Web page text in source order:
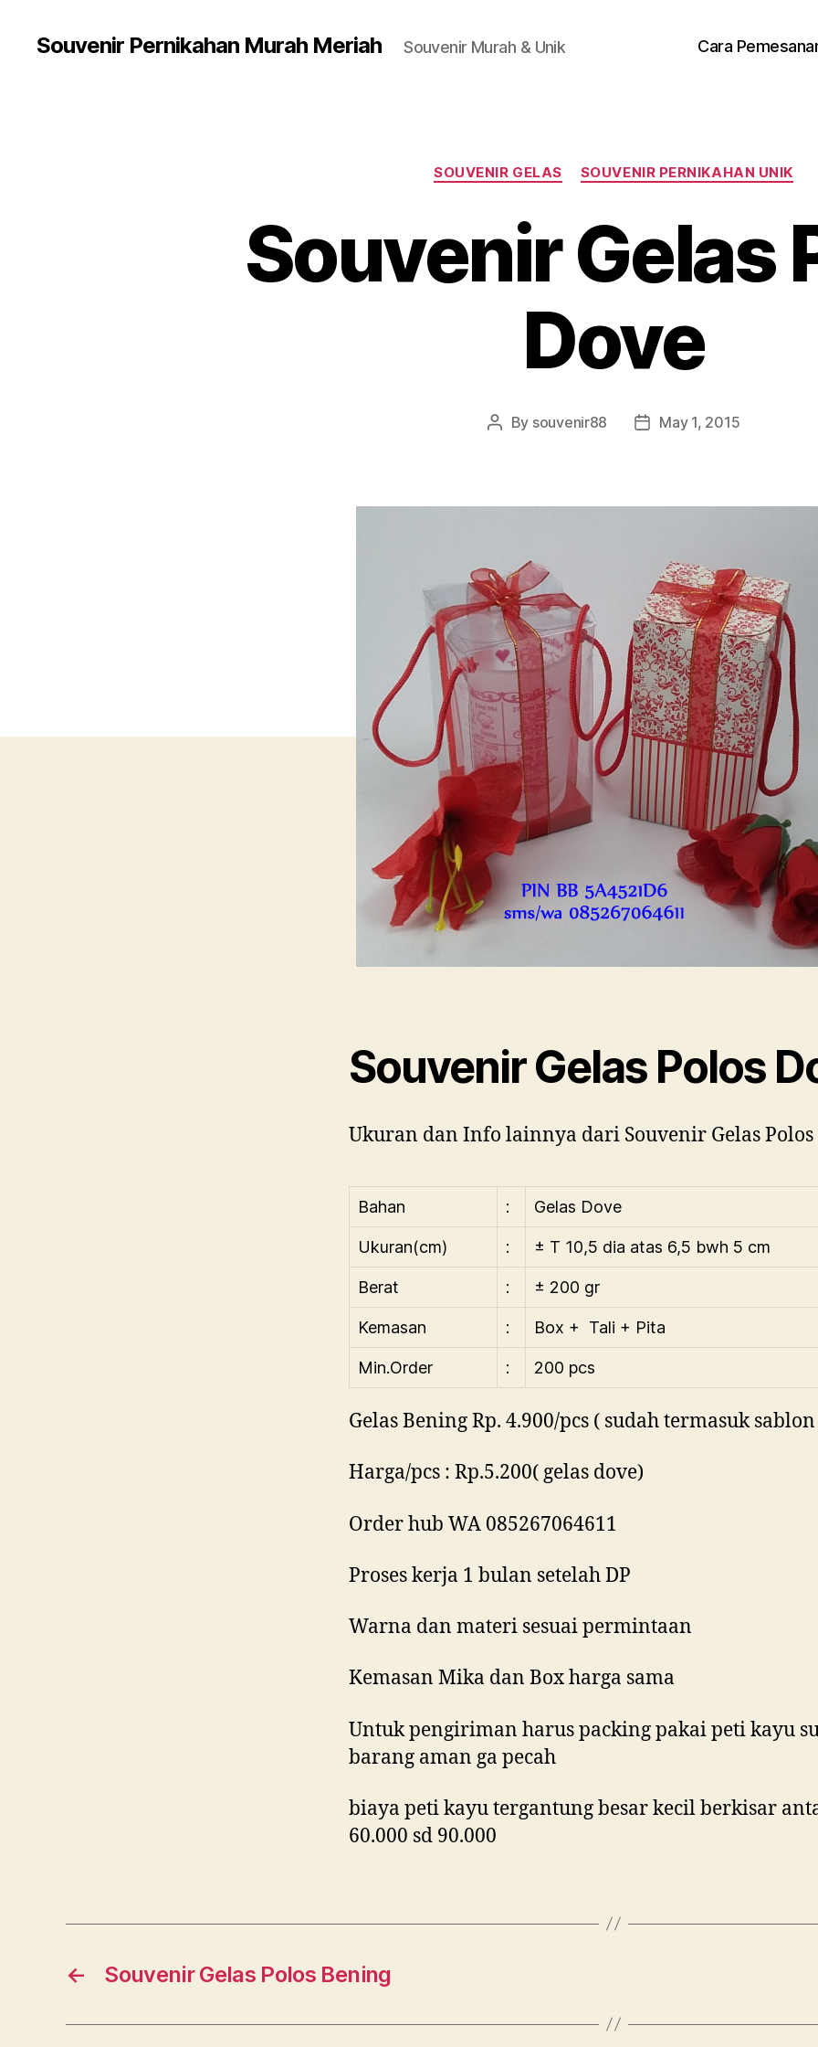
Souvenir Pernikahan Murah Meriah Souvenir Murah & Unik Cara
Categories
SOUVENIR GELAS SOUVENIR PERNIKAHAN UNIK
Souvenir Gelas
Dove
Post
By souvenir88
PostMay 1, 2015
Souvenir Gelas Polos
Ukuran dan Info lainnya dari Souvenir Gelas Polos
Bahan : Gelas Dove
Ukuran(cm) : ± T 10,5 dia atas 6,5 bwh 5 cm
Berat : ± 200 gr
Kemasan : Box + Tali + Pita
Min.Order : 200 pcs
Gelas Bening Rp. 4.900/pcs ( sudah termasuk
Harga/pcs : Rp.5.200( gelas dove)
Order hub WA 085267064611
Proses kerja 1 bulan setelah DP
Warna dan materi sesuai permintaan
Kemasan Mika dan Box harga sama
Untuk pengiriman harus packing pakai peti kayu
barang aman ga pecah
biaya peti kayu tergantung besar kecil berkisar
60.000 sd 90.000
← Souvenir Gelas Polos Bening